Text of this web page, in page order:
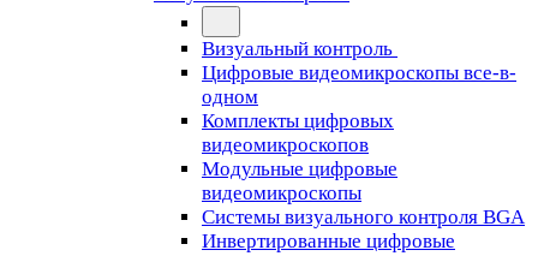
Визуальный контроль
Цифровые видеомикроскопы все-в-
одном
Комплекты цифровых
видеомикроскопов
Модульные цифровые
видеомикроскопы
Cистемы визуального контроля BGA
Инвертированные цифровые